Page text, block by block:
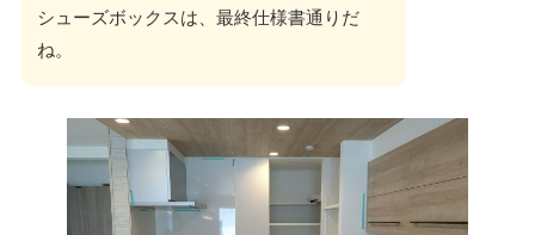
シューズボックスは、最終仕様書通りだ
ね。